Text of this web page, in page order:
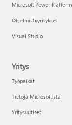
Microsoft Power Platform
Ohjelmistoyritykset
Visual Studio
Yritys
Työpaikat
Tietoja Microsoftista
Yritysuutiset